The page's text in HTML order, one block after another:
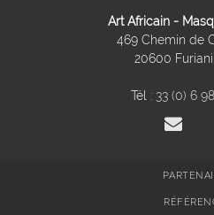
Art Africain -
469 Chemin de
20600
Tél : 33 (0) 6